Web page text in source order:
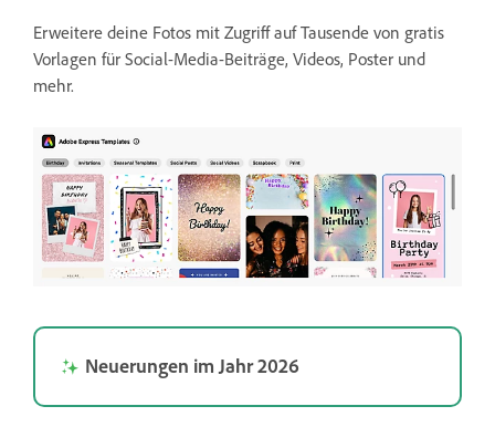
Erweitere deine Fotos mit Zugriff auf Tausende von gratis
Vorlagen für Social-Media-Beiträge, Videos, Poster und
mehr.
Neuerungen im Jahr 2026